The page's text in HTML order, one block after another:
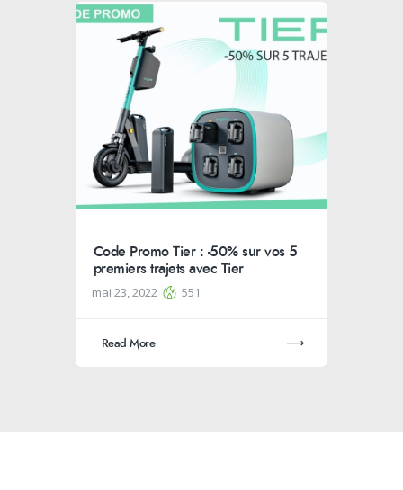
Code Promo Tier : -50% sur vos 5
premiers trajets avec Tier
mai 23, 2022 551
Read More